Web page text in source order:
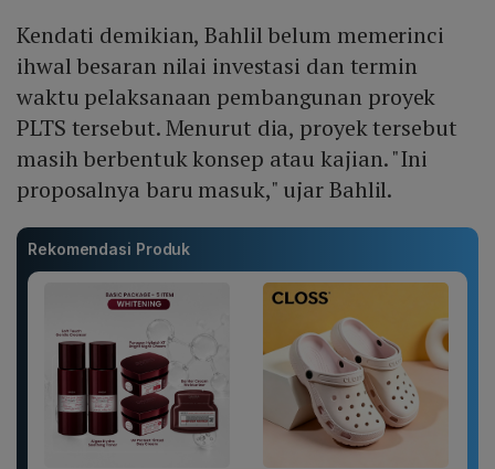
Kendati demikian, Bahlil belum memerinci
ihwal besaran nilai investasi dan termin
waktu pelaksanaan pembangunan proyek
PLTS tersebut. Menurut dia, proyek tersebut
masih berbentuk konsep atau kajian. "Ini
proposalnya baru masuk," ujar Bahlil.
Rekomendasi Produk